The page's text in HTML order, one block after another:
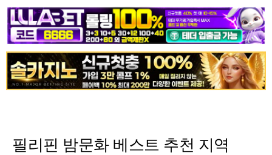
필리핀 밤문화 베스트 추천 지역